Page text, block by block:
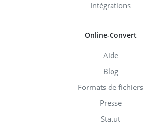
Intégrations
Online-Convert
Aide
Blog
Formats de fichiers
Presse
Statut